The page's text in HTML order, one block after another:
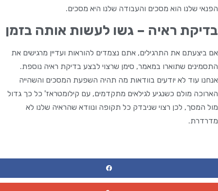
הפנאי שלנו הוא מסכים והעבודה שלנו היא מסכים.
בדיקת ראיה – גשו לעשות אותה בזמן
אם ביצעתם את התרגילים, אתם נצמדים להוראות ועדיין מרגישים את
התסמינים שתוארו במאמר, סימן שרצוי לבצע בדיקת ראיה נוספת.
אנחנו עוד לא יודעים בוודאות מה תהיה השפעת המסכים והשהייה
הארוכה מולם כשנגיע לגילאים מתקדמים, עם קילומטראז' כל כך גדול
מול המסך, לכן רצוי שניבדק כל תקופה ונוודא שהראיה שלנו לא
מדרדרת.